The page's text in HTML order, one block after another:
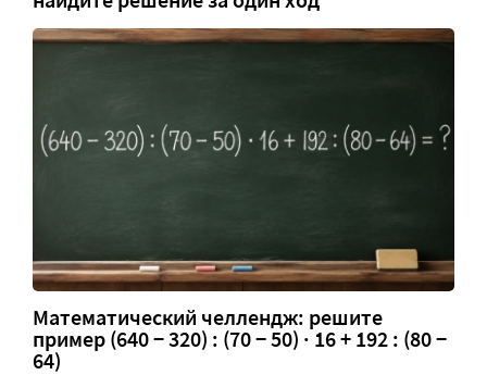
Математический челлендж: решите
пример (640 − 320) : (70 − 50) · 16 + 192 : (80 −
64)